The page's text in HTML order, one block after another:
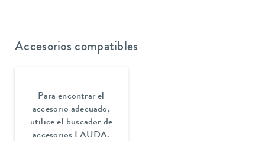
Accesorios compatibles
Para encontrar el
accesorio adecuado,
utilice el buscador de
accesorios LAUDA.